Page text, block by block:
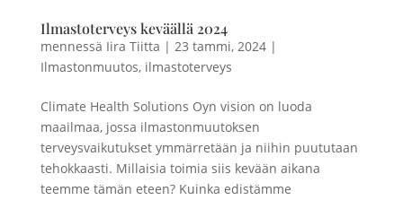
Ilmastoterveys keväällä 2024
mennessä Iira Tiitta | 23 tammi, 2024|
Ilmastonmuutos, ilmastoterveys
Climate Health Solutions Oyn vision on luoda
maailmaa, jossa ilmastonmuutoksen
terveysvaikutukset ymmärretään ja niihin puututaan
tehokkaasti. Millaisia toimia siis kevään aikana
teemme tämän eteen? Kuinka edistämme